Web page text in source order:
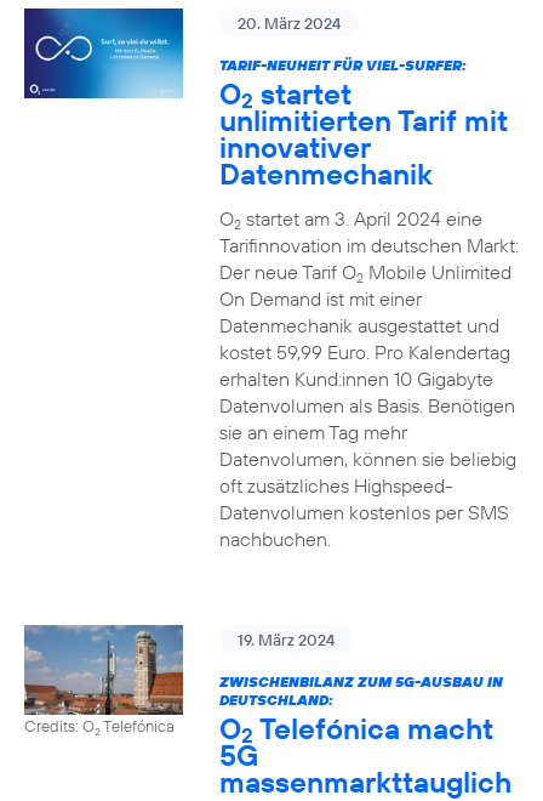
20. März 2024
TARIF-NEUHEIT FÜR VIEL-SURFER:
O2 startet
unlimitierten Tarif mit
innovativer
Datenmechanik
O2startet am 3. April 2024 eine
Tarifinnovation im deutschen Markt:
Der neue Tarif O2Mobile Unlimited
On Demand ist mit einer
Datenmechanik ausgestattet und
kostet 59,99 Euro. Pro Kalendertag
erhalten Kund:innen 10 Gigabyte
Datenvolumen als Basis. Benötigen
sie an einem Tag mehr
Datenvolumen, können sie beliebig
oft zusätzliches Highspeed-
Datenvolumen kostenlos per SMS
nachbuchen.
Credits: O2Telefónica
19. März 2024
ZWISCHENBILANZ ZUM 5G-AUSBAU IN
DEUTSCHLAND:
O2 Telefónica macht
5G
massenmarkttauglich